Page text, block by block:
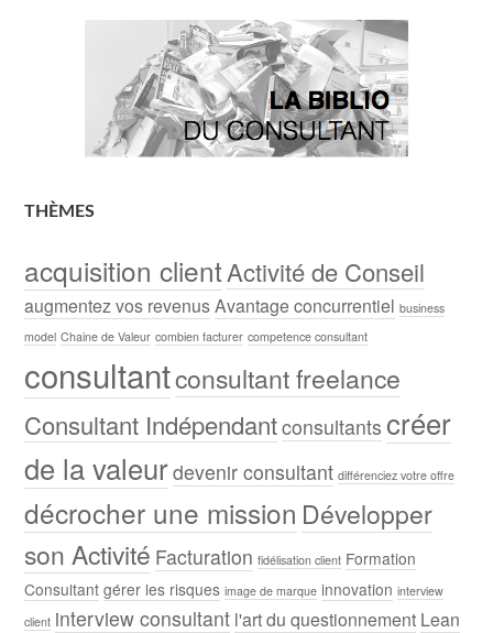
THÈMES
acquisition clientActivité de Conseil
augmentez vos revenusAvantage concurrentiel business
model Chaine de Valeur combien facturer competence consultant
consultantconsultant freelance
Consultant Indépendantconsultants créer
de la valeurdevenir consultant différenciez votre offre
décrocher une mission Développer
son Activité Facturation fidélisation client Formation
Consultant gérer les risques image de marque innovation interview
client interview consultant l'art du questionnement Lean